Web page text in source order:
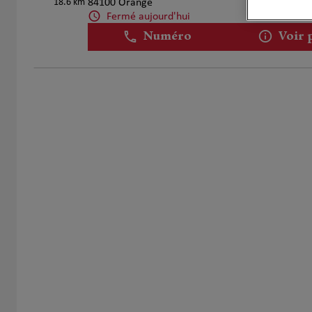
18.6 km 84100 Orange
Fermé aujourd'hui
Numéro Voir